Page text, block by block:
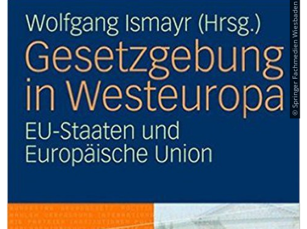
© Springer Fachmedien Wiesbaden